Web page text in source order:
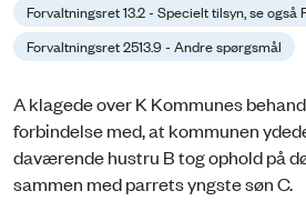
Forvaltningsret 13.2 - Specielt tilsyn, se også
Forvaltningsret 2513.9 - Andre spørgsmål
A klagede over K Kommunes
forbindelse med, at kommunen
daværende hustru B tog ophold på
sammen med parrets yngste søn C.